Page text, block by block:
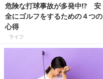
危険な打球事故が多発中⁉ 安
全にゴルフをするための４つの
心得
ライフ